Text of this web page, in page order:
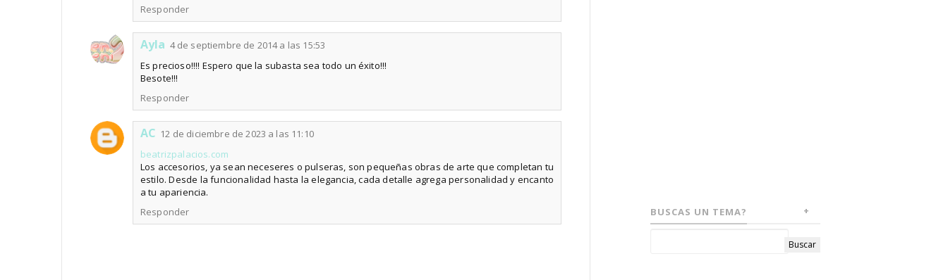
Responder
Ayla 4 de septiembre de 2014 a las 15:53
Es precioso!!!! Espero que la subasta sea todo un éxito!!!
Besote!!!
Responder
AC 12 de diciembre de 2023 a las 11:10
beatrizpalacios.com
Los accesorios, ya sean neceseres o pulseras, son pequeñas obras de arte que completan tu
estilo. Desde la funcionalidad hasta la elegancia, cada detalle agrega personalidad y encanto
a tu apariencia.
Responder
BUSCAS UN TEMA?